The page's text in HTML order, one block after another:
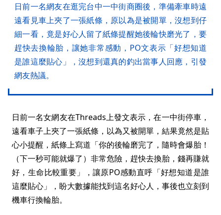
日前一名網友在逛完台中一中街商圈後，準備牽車時遠
遠看見車上夾了一張紙條，原以為是被開單，沒想到仔
細一看，竟是好心人留了紙條提醒她後輪快磨光了，要
趕快去換輪胎，讓她非常感動，PO文表示「好想知道
是誰這麼貼心」，沒想到還真的釣出當事人回應，引發
網友熱議。
日前一名女網友在Threads上發文表示，在一中街停車，
遠看車子上夾了一張紙條，以為又被開單，結果竟然是貼
心小提醒，紙條上寫道「你的後輪磨完了，隨時會爆胎！
（下一秒可能就爆了）非常危險，趕快去換胎，錢再賺就
好，生命比較重要」，讓原PO感動直呼「好想知道是誰
這麼貼心」，盼大數據能找到這名好心人，事後也立刻到
機車行換輪胎。